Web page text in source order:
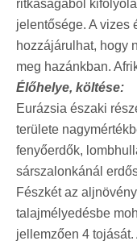
ritkaságából
jelentősége. A vizes
hozzájárulhat, hogy
meg hazánkban.
Élőhelye, költése:
Eurázsia északi
területe
fenyőerdők,
sárszalonkánál
Fészkét az
talajmélyedésbe
jellemzően 4